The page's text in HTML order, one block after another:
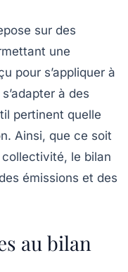
sur des
une
pour s’appliquer à
à des
pertinent quelle
Ainsi, que ce soit
le bilan
émissions et des
au bilan